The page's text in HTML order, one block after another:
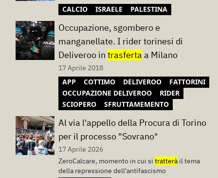
CALCIO ISRAELE PALESTINA
Occupazione, sgombero e
manganellate. I rider torinesi di
Deliveroo in trasfertaa Milano
17 Aprile 2018
APP COTTIMO DELIVEROO
FATTORINI
OCCUPAZIONE DELIVEROO
RIDER
SCIOPERO
SFRUTTAMEMENTO
Al via l'appello della Procura di Torino
per il processo "Sovrano"
17 Aprile 2026
ZeroCalcare, momento in cui si tratterà il tema
della repressione dell'antifascismo